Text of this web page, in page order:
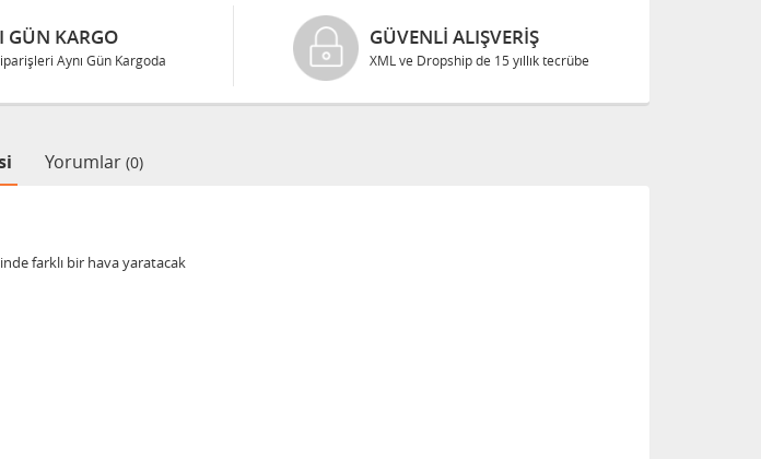
GÜN KARGO
Aynı Gün Kargoda
GÜVENLI ALIŞVERIŞ
XML ve Dropship de 15 yıllık tecrübe
Yorumlar (0)
farklı bir hava yaratacak